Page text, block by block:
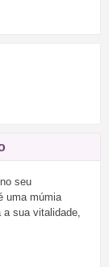
seu
uma múmia
a sua vitalidade,